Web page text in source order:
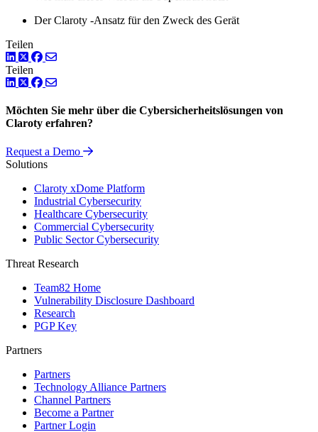
Der Claroty -Ansatz für den Zweck des Gerät
Teilen
LinkedIn
TwitterFacebook
Teilen
LinkedIn
TwitterFacebook
Möchten Sie mehr über die Cybersicherheitslösungen von
Claroty erfahren?
Request a Demo
Solutions
Claroty xDome Platform
Industrial Cybersecurity
Healthcare Cybersecurity
Commercial Cybersecurity
Public Sector Cybersecurity
Threat Research
Team82 Home
Vulnerability Disclosure Dashboard
Research
PGP Key
Partners
Partners
Technology Alliance Partners
Channel Partners
Become a Partner
Partner Login